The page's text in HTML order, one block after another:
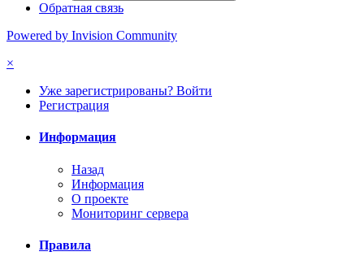
Обратная связь
Powered by Invision Community
×
Уже зарегистрированы? Войти
Регистрация
Информация
Назад
Информация
О проекте
Мониторинг сервера
Правила